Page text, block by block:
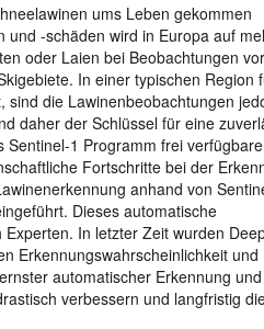
ums Leben gekommen
-schäden wird in Europa auf
oder Laien bei Beobachtungen
In einer typischen Region
die Lawinenbeobachtungen
daher der Schlüssel für eine
1 Programm frei
Fortschritte bei der
anhand von
Dieses automatische
In letzter Zeit wurden
Erkennungswahrscheinlichkeit und
automatischer Erkennung und
verbessern und langfristig